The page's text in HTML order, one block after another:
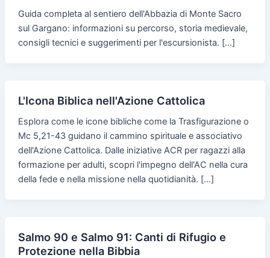
Guida completa al sentiero dell'Abbazia di Monte Sacro
sul Gargano: informazioni su percorso, storia medievale,
consigli tecnici e suggerimenti per l'escursionista. […]
L'Icona Biblica nell'Azione Cattolica
Esplora come le icone bibliche come la Trasfigurazione o
Mc 5,21-43 guidano il cammino spirituale e associativo
dell'Azione Cattolica. Dalle iniziative ACR per ragazzi alla
formazione per adulti, scopri l'impegno dell'AC nella cura
della fede e nella missione nella quotidianità. […]
Salmo 90 e Salmo 91: Canti di Rifugio e
Protezione nella Bibbia